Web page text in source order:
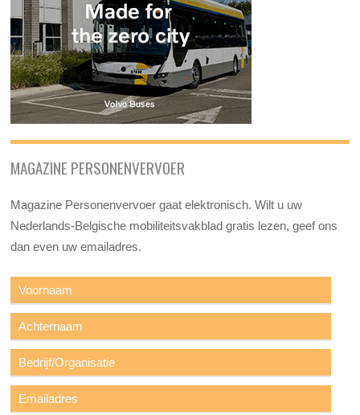
MAGAZINE PERSONENVERVOER
Magazine Personenvervoer gaat elektronisch. Wilt u uw
Nederlands-Belgische mobiliteitsvakblad gratis lezen, geef ons
dan even uw emailadres.